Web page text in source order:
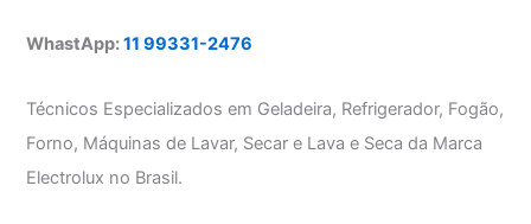
WhastApp:11 99331-2476
Técnicos Especializados em Geladeira, Refrigerador, Fogão,
Forno, Máquinas de Lavar, Secar e Lava e Seca da Marca
Electrolux no Brasil.